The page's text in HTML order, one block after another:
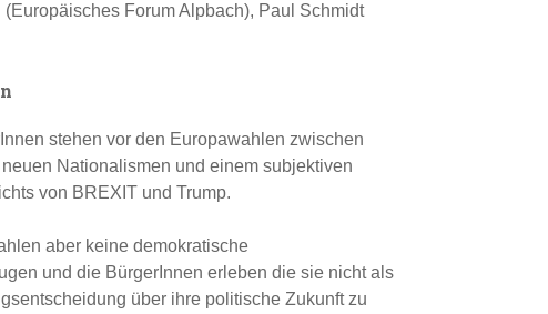
Forum Alpbach), Paul Schmidt
stehen vor den Europawahlen zwischen
Nationalismen und einem subjektiven
von BREXIT und Trump.
aber keine demokratische
und die BürgerInnen erleben die sie nicht als
über ihre politische Zukunft zu